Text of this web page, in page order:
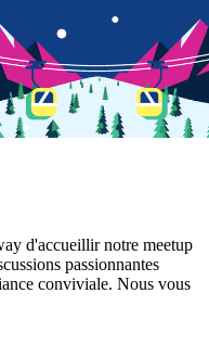
d'accueillir notre meetup
passionnantes
conviviale. Nous vous